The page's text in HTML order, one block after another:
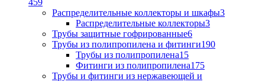
459
Распределительные коллекторы и шкафы3
Распределительные коллекторы3
Трубы защитные гофрированные6
Трубы из полипропилена и фитинги190
Трубы из полипропилена15
Фитинги из полипропилена175
Трубы и фитинги из нержавеющей и